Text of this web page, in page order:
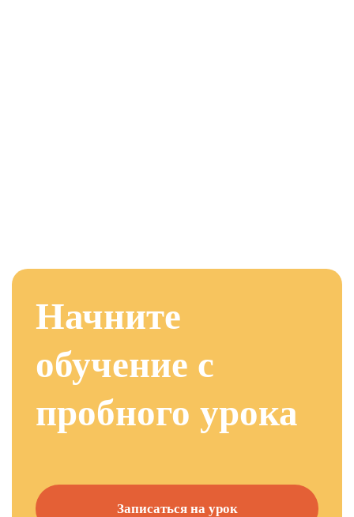
Начните
обучение с
пробного урока
Записаться на урок